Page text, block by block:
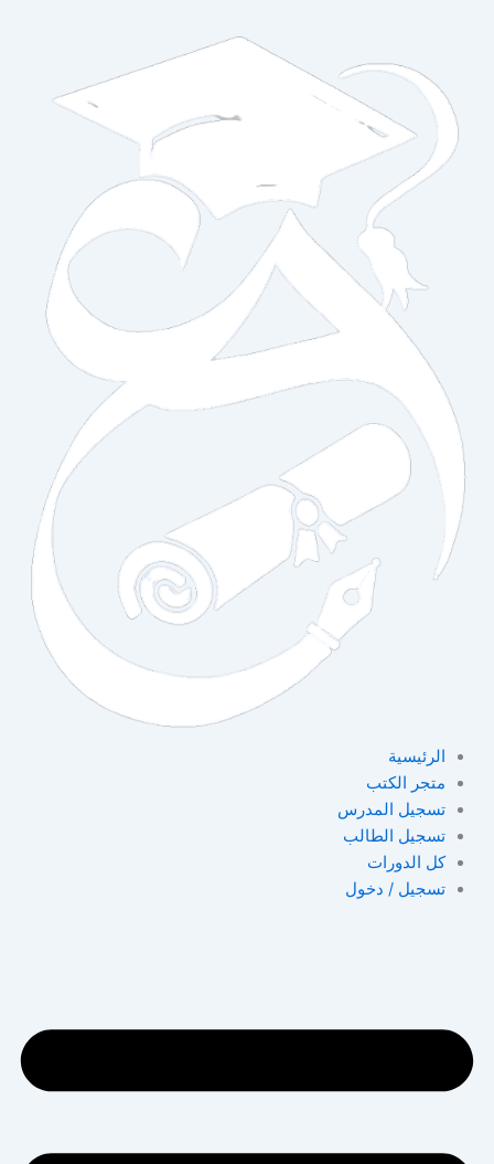
الرئيسية
متجر الكتب
تسجيل المدرس
تسجيل الطالب
كل الدورات
تسجيل / دخول